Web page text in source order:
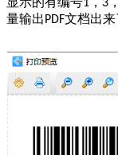
1 3
量输出 PDF文档出来